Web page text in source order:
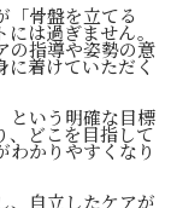
「骨盤を立てる
は過ぎません。
の指導や姿勢の意
に着けていただく
という明確な目標
、どこを目指して
わかりやすくなり
、自立したケアが